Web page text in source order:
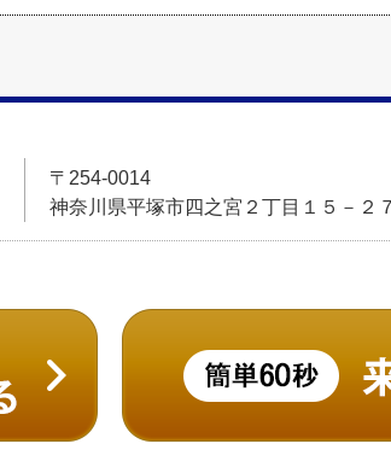
〒254-0014
神奈川県平塚市四之宮２丁目１５－２